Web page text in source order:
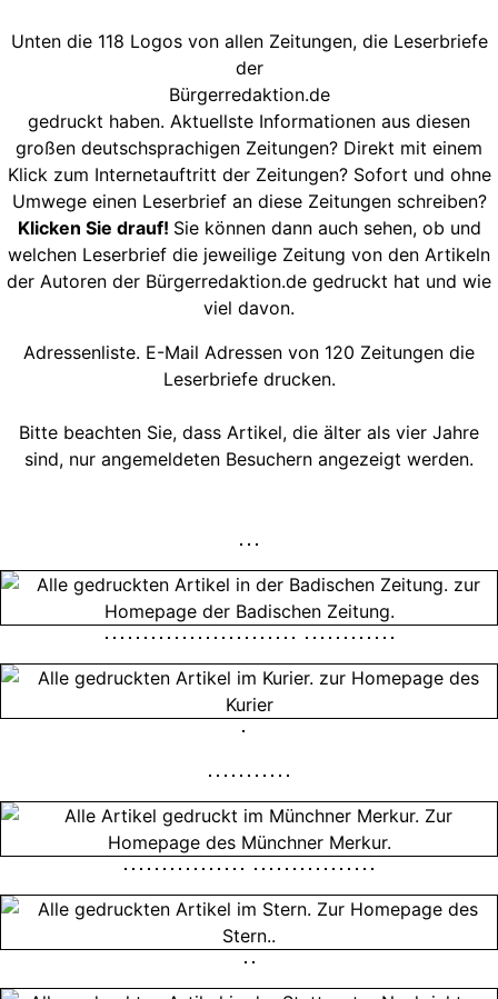
Unten die 118 Logos von allen Zeitungen, die Leserbriefe
der
Bürgerredaktion.de
gedruckt haben. Aktuellste Informationen aus diesen
großen deutschsprachigen Zeitungen? Direkt mit einem
Klick zum Internetauftritt der Zeitungen? Sofort und ohne
Umwege einen Leserbrief an diese Zeitungen schreiben?
Klicken Sie drauf! Sie können dann auch sehen, ob und
welchen Leserbrief die jeweilige Zeitung von den Artikeln
der Autoren der Bürgerredaktion.de gedruckt hat und wie
viel davon.
Adressenliste. E-Mail Adressen von 120 Zeitungen die
Leserbriefe drucken.
Bitte beachten Sie, dass Artikel, die älter als vier Jahre
sind, nur angemeldeten Besuchern angezeigt werden.